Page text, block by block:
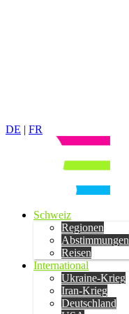
DE | FR
Schweiz
Regionen
Abstimmungen
Reisen
International
Ukraine-Krieg
Iran-Krieg
Deutschland